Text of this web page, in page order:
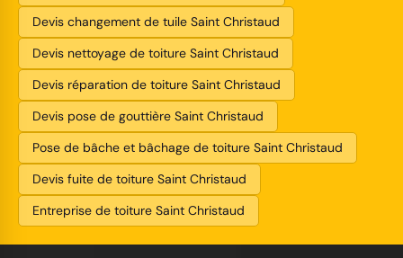
Devis changement de tuile Saint Christaud
Devis nettoyage de toiture Saint Christaud
Devis réparation de toiture Saint Christaud
Devis pose de gouttière Saint Christaud
Pose de bâche et bâchage de toiture Saint Christaud
Devis fuite de toiture Saint Christaud
Entreprise de toiture Saint Christaud